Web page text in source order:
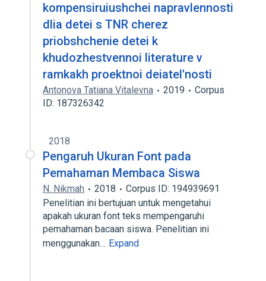
kompensiruiushchei napravlennosti
dlia detei s TNR cherez
priobshchenie detei k
khudozhestvennoi literature v
ramkakh proektnoi deiatel'nosti
Antonova Tatiana Vitalevna 2019
Corpus
ID: 187326342
2018
Pengaruh Ukuran Font pada
Pemahaman Membaca Siswa
N. Nikmah 2018
Corpus ID: 194939691
Penelitian ini bertujuan untuk mengetahui
apakah ukuran font teks mempengaruhi
pemahaman bacaan siswa. Penelitian ini
menggunakan… Expand